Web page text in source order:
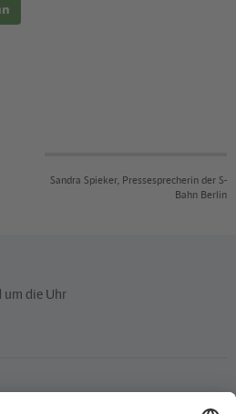
Sandra Spieker, Pressesprecherin der S-
Bahn Berlin
um die Uhr